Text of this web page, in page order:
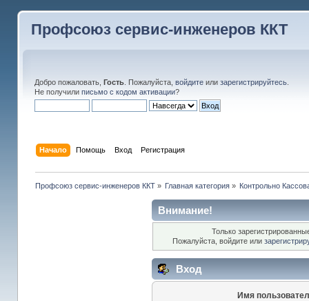
Профсоюз сервис-инженеров ККТ
Добро пожаловать, Гость. Пожалуйста, войдитеили зарегистрируйтесь.
Не получили письмо с кодом активации?
Начало Помощь Вход Регистрация
Профсоюз сервис-инженеров ККТ» Главная категория » Контрольно
Внимание!
Только
Пожалуйста, войдите или
Вход
Имя